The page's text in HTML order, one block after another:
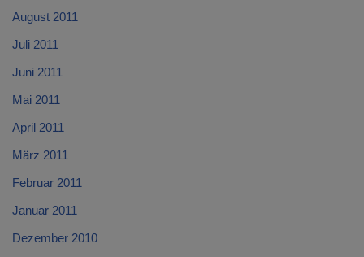
August 2011
Juli 2011
Juni 2011
Mai 2011
April 2011
März 2011
Februar 2011
Januar 2011
Dezember 2010